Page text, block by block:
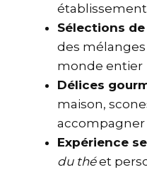
Sélections
des
monde entier
Délices
maison,
accompagner
Expérience
du théet